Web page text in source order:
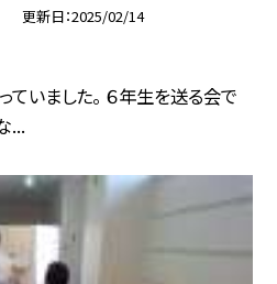
更新日 2025/02/14
いました。 ６年生を送る会で
...